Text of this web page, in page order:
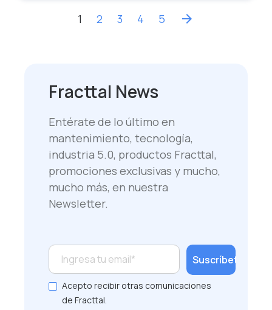
1 2 3 4 5 arrow_forward
Fracttal News
Entérate de lo último en
mantenimiento, tecnología,
industria 5.0, productos Fracttal,
promociones exclusivas y mucho,
mucho más, en nuestra
Newsletter.
Acepto recibir otras comunicaciones
de Fracttal.